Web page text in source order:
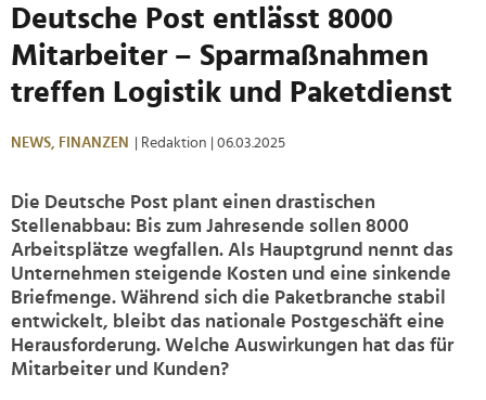
Deutsche Post entlässt 8000
Mitarbeiter – Sparmaßnahmen
treffen Logistik und Paketdienst
NEWS, FINANZEN | Redaktion | 06.03.2025
Die Deutsche Post plant einen drastischen
Stellenabbau: Bis zum Jahresende sollen 8000
Arbeitsplätze wegfallen. Als Hauptgrund nennt das
Unternehmen steigende Kosten und eine sinkende
Briefmenge. Während sich die Paketbranche stabil
entwickelt, bleibt das nationale Postgeschäft eine
Herausforderung. Welche Auswirkungen hat das für
Mitarbeiter und Kunden?